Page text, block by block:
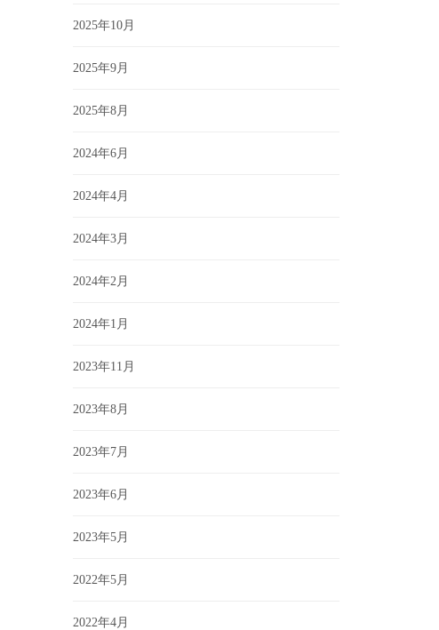
2025年10月
2025年9月
2025年8月
2024年6月
2024年4月
2024年3月
2024年2月
2024年1月
2023年11月
2023年8月
2023年7月
2023年6月
2023年5月
2022年5月
2022年4月